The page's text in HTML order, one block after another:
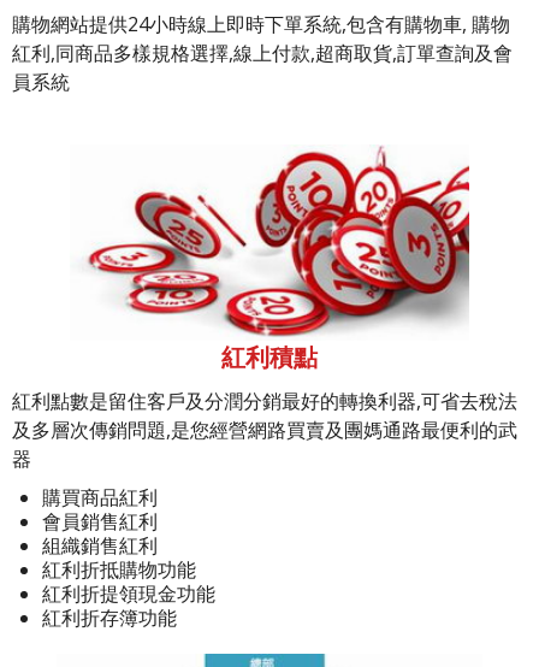
購物網站提供24小時線上即時下單系統,包含有購物車, 購物
紅利,同商品多樣規格選擇,線上付款,超商取貨,訂單查詢及會
員系統
紅利積點
紅利點數是留住客戶及分潤分銷最好的轉換利器,可省去稅法
及多層次傳銷問題,是您經營網路買賣及團媽通路最便利的武
器
購買商品紅利
會員銷售紅利
組織銷售紅利
紅利折抵購物功能
紅利折提領現金功能
紅利折存簿功能